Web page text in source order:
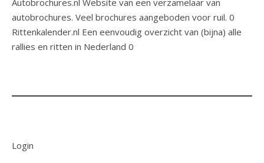
autobrochures. Veel brochures aangeboden voor ruil. 0
Rittenkalender.nl Een eenvoudig overzicht van (bijna) alle
rallies en ritten in Nederland 0
Login